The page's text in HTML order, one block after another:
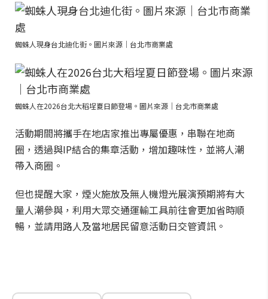
蜘蛛人現身台北迪化街。圖片來源｜台北市商業處
蜘蛛人在2026台北大稻埕夏日節登場。圖片來源｜台北市商業處
活動期間將攜手在地店家推出專屬優惠，串聯在地商
圈，透過與IP結合的集章活動，增加趣味性，並將人潮
帶入商圈。
但也提醒大家，煙火施放及無人機燈光展演預期將有大
量人潮參與，利用大眾交通運輸工具前往會更加省時順
暢，並請用路人及當地居民留意活動日交管資訊。